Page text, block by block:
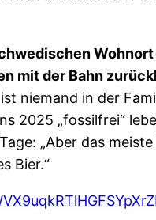
mit der Bahn
niemand in der
2025 „fossilfrei“
„Aber das
Bier.“